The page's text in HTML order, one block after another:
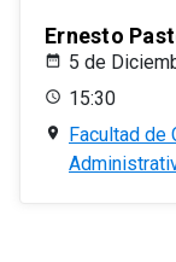
Ernesto
5 de
15:30
Facultad de